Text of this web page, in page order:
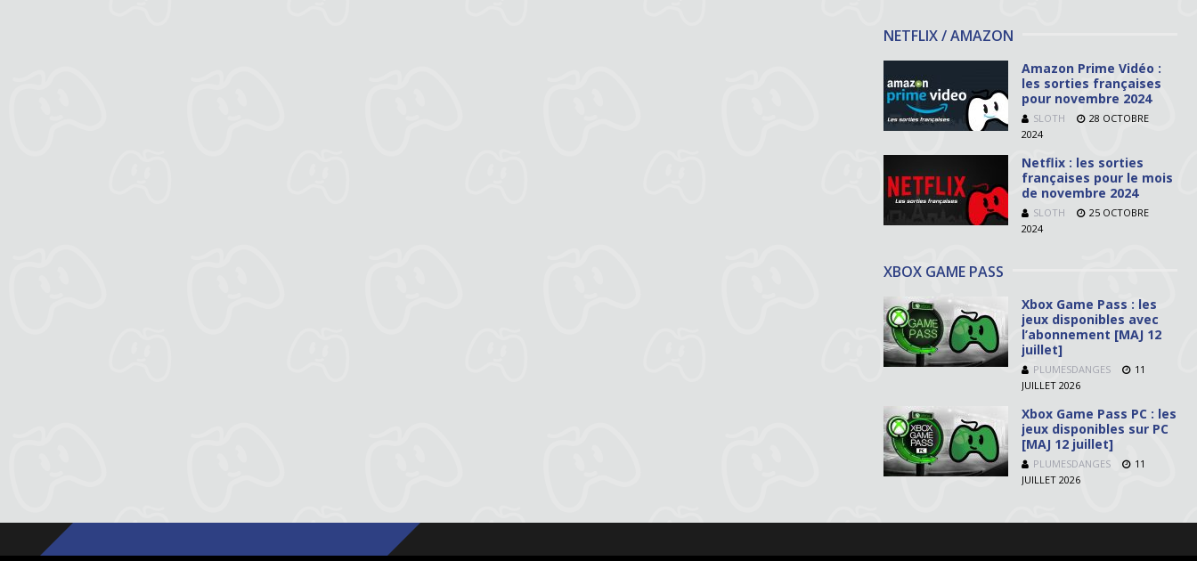
NETFLIX / AMAZON
Amazon Prime Vidéo :
les sorties françaises
pour novembre 2024
SLOTH
28 OCTOBRE
2024
Netflix : les sorties
françaises pour le mois
de novembre 2024
SLOTH
25 OCTOBRE
2024
XBOX GAME PASS
Xbox Game Pass : les
jeux disponibles avec
l’abonnement [MAJ 12
juillet]
PLUMESDANGES
11
JUILLET 2026
Xbox Game Pass PC : les
jeux disponibles sur PC
[MAJ 12 juillet]
PLUMESDANGES
11
JUILLET 2026